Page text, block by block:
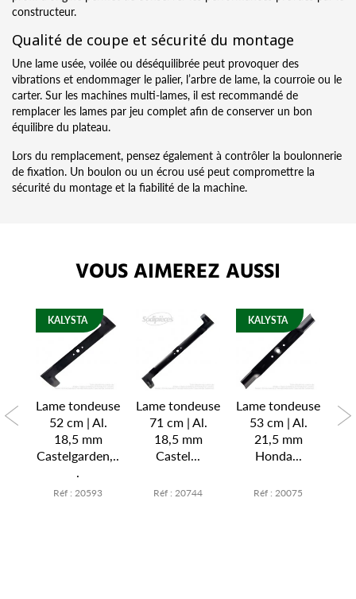
constructeur.
Qualité de coupe et sécurité du montage
Une lame usée, voilée ou déséquilibrée peut provoquer des
vibrations et endommager le palier, l’arbre de lame, la courroie ou le
carter. Sur les machines multi-lames, il est recommandé de
remplacer les lames par jeu complet afin de conserver un bon
équilibre du plateau.
Lors du remplacement, pensez également à contrôler la boulonnerie
de fixation. Un boulon ou un écrou usé peut compromettre la
sécurité du montage et la fiabilité de la machine.
VOUS AIMEREZ AUSSI
Lame tondeuse
52 cm | Al.
18,5 mm
Castelgarden,..
.
Réf : 20593
KALYSTA
Lame tondeuse
71 cm | Al.
18,5 mm
Castel...
Réf : 20744
Lame tondeuse
53 cm | Al.
21,5 mm
Honda...
Réf : 20075
KALYSTA